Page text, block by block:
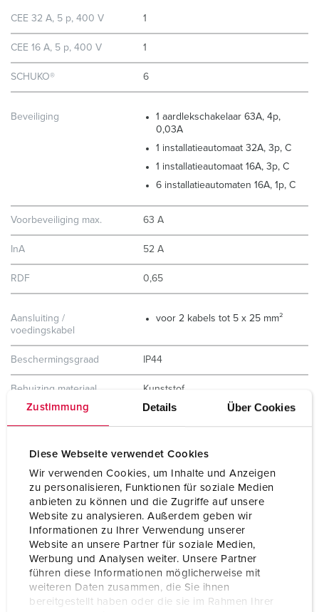
Zustimmung Details Über Cookies
Diese Webseite verwendet Cookies
Wir verwenden Cookies, um Inhalte und Anzeigen
zu personalisieren, Funktionen für soziale Medien
anbieten zu können und die Zugriffe auf unsere
Website zu analysieren. Außerdem geben wir
Informationen zu Ihrer Verwendung unserer
Website an unsere Partner für soziale Medien,
Werbung und Analysen weiter. Unsere Partner
führen diese Informationen möglicherweise mit
weiteren Daten zusammen, die Sie ihnen
bereitgestellt haben oder die sie im Rahmen Ihrer
CEE 32 A, 5 p, 400 V 1
CEE 16 A, 5 p, 400 V 1
SCHUKO® 6
Beveiliging
1 aardlekschakelaar 63A, 4p,
0,03A
1 installatieautomaat 32A, 3p, C
1 installatieautomaat 16A, 3p, C
6 installatieautomaten 16A, 1p, C
Voorbeveiliging max. 63 A
InA 52 A
RDF 0,65
Aansluiting /
voedingskabel
voor 2 kabels tot 5 x 25 mm²
Beschermingsgraad IP44
Behuizing materiaal Kunststof
Breedte 225 mm
Certificeringen EAC
Combinatie uit voorraad A